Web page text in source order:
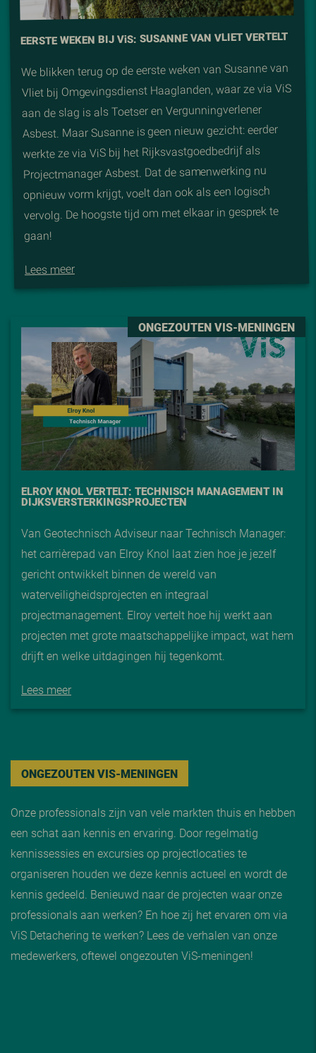
EERSTE WEKEN BIJ ViS: SUSANNE VAN VLIET VERTELT
We blikken terug op de eerste weken van Susanne van
Vliet bij Omgevingsdienst Haaglanden, waar ze via ViS
aan de slag is als Toetser en Vergunningverlener
Asbest. Maar Susanne is geen nieuw gezicht: eerder
werkte ze via ViS bij het Rijksvastgoedbedrijf als
Projectmanager Asbest. Dat de samenwerking nu
opnieuw vorm krijgt, voelt dan ook als een logisch
vervolg. De hoogste tijd om met elkaar in gesprek te
gaan!
Lees meer
ONGEZOUTEN VIS-MENINGEN
ELROY KNOL VERTELT: TECHNISCH MANAGEMENT IN
DIJKSVERSTERKINGSPROJECTEN
Van Geotechnisch Adviseur naar Technisch Manager:
het carrièrepad van Elroy Knol laat zien hoe je jezelf
gericht ontwikkelt binnen de wereld van
waterveiligheidsprojecten en integraal
projectmanagement. Elroy vertelt hoe hij werkt aan
projecten met grote maatschappelijke impact, wat hem
drijft en welke uitdagingen hij tegenkomt.
Lees meer
ONGEZOUTEN VIS-MENINGEN
Onze professionals zijn van vele markten thuis en hebben
een schat aan kennis en ervaring. Door regelmatig
kennissessies en excursies op projectlocaties te
organiseren houden we deze kennis actueel en wordt de
kennis gedeeld. Benieuwd naar de projecten waar onze
professionals aan werken? En hoe zij het ervaren om via
ViS Detachering te werken? Lees de verhalen van onze
medewerkers, oftewel ongezouten ViS-meningen!